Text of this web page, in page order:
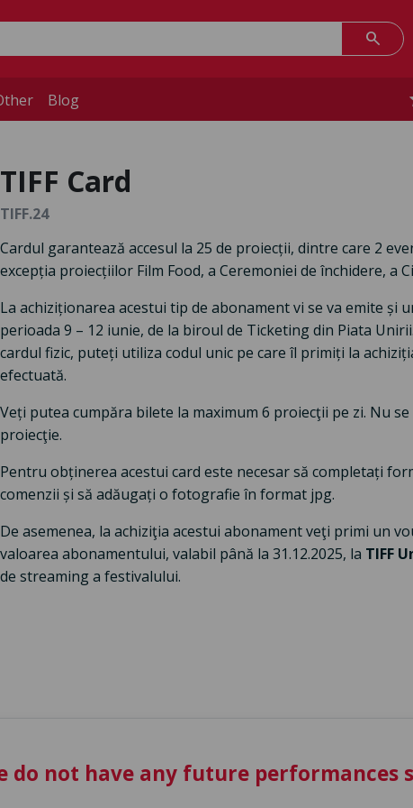
search
Blog
TIFF Card
TIFF.24
Cardul garantează accesul la 25 de proiecții, dintre care 2
excepția proiecțiilor Film Food, a Ceremoniei de închidere, a
La achiziționarea acestui tip de abonament vi se va emite și
perioada 9 – 12 iunie, de la biroul de Ticketing din Piata
cardul fizic, puteți utiliza codul unic pe care îl primiți la
efectuată.
Veți putea cumpăra bilete la maximum 6 proiecţii pe zi. Nu
proiecţie.
Pentru obținerea acestui card este necesar să completați
comenzii și să adăugați o fotografie în format jpg.
De asemenea, la achiziţia acestui abonament veţi primi un
valoarea abonamentului, valabil până la 31.12.2025, la TIFF
de streaming a festivalului.
do not have any future performances